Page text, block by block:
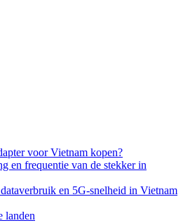
voor Vietnam kopen?
en frequentie van de stekker in
en 5G-snelheid in Vietnam
landen